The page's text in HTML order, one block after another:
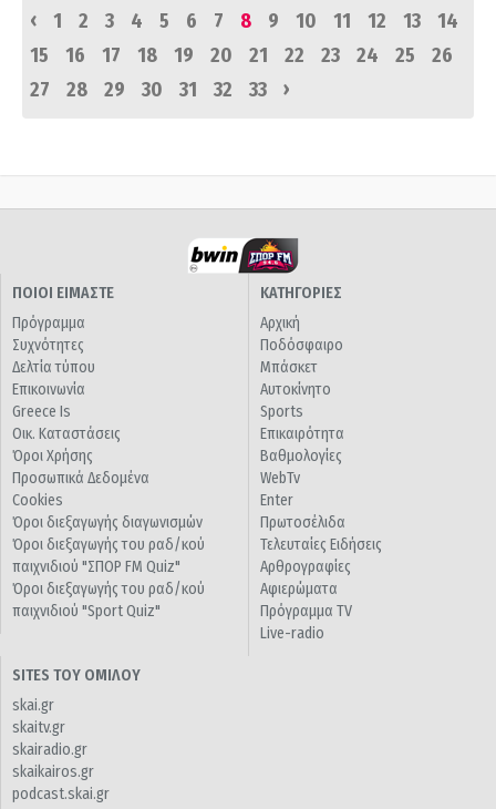
‹
1 2 3 4 5 6 7 8 9 10 11 12 13
14
15
16 17 18 19 20 21 22 23 24 25
26
27
28 29 30 31 32 33 ›
ΠΟΙΟΙ ΕΙΜΑΣΤΕ
Πρόγραμμα
Συχνότητες
Δελτία τύπου
Επικοινωνία
Greece Is
Οικ. Καταστάσεις
Όροι Χρήσης
Προσωπικά Δεδομένα
Cookies
Όροι διεξαγωγής διαγωνισμών
Όροι διεξαγωγής του ραδ/κού
παιχνιδιού "ΣΠΟΡ FM Quiz"
Όροι διεξαγωγής του ραδ/κού
παιχνιδιού "Sport Quiz"
ΚΑΤΗΓΟΡΙΕΣ
Αρχική
Ποδόσφαιρο
Μπάσκετ
Αυτοκίνητο
Sports
Επικαιρότητα
Βαθμολογίες
WebTv
Enter
Πρωτοσέλιδα
Τελευταίες Ειδήσεις
Αρθρογραφίες
Αφιερώματα
Πρόγραμμα TV
Live-radio
SITES ΤΟΥ ΟΜΙΛΟΥ
skai.gr
skaitv.gr
skairadio.gr
skaikairos.gr
podcast.skai.gr